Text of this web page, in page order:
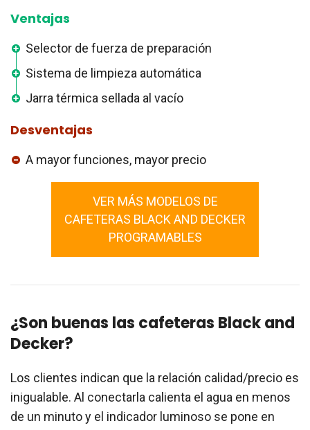
Ventajas
Selector de fuerza de preparación
Sistema de limpieza automática
Jarra térmica sellada al vacío
Desventajas
A mayor funciones, mayor precio
VER MÁS MODELOS DE
CAFETERAS BLACK AND DECKER
PROGRAMABLES
¿Son buenas las cafeteras Black and
Decker?
Los clientes indican que la relación calidad/precio es
inigualable. Al conectarla calienta el agua en menos
de un minuto y el indicador luminoso se pone en